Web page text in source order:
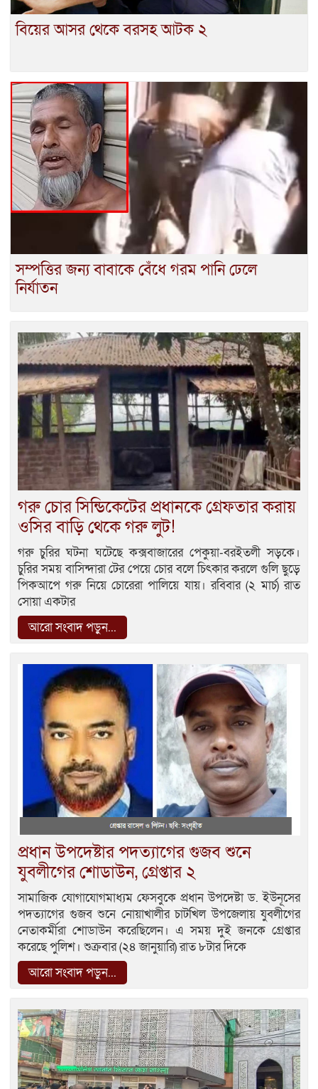
বিয়ের আসর থেকে বরসহ আটক ২
সম্পত্তির জন্য বাবাকে বেঁধে গরম পানি ঢেলে
নির্যাতন
গরু চোর সিন্ডিকেটের প্রধানকে গ্রেফতার করায়
ওসির বাড়ি থেকে গরু লুট!
গরু চুরির ঘটনা ঘটেছে কক্সবাজারের পেকুয়া-বরইতলী সড়কে।
চুরির সময় বাসিন্দারা টের পেয়ে চোর বলে চিৎকার করলে গুলি ছুড়ে
পিকআপে গরু নিয়ে চোরেরা পালিয়ে যায়। রবিবার (২ মার্চ) রাত
সোয়া একটার
আরো সংবাদ পড়ুন...
প্রধান উপদেষ্টার পদত্যাগের গুজব শুনে
যুবলীগের শোডাউন, গ্রেপ্তার ২
সামাজিক যোগাযোগমাধ্যম ফেসবুকে প্রধান উপদেষ্টা ড. ইউনূসের
পদত্যাগের গুজব শুনে নোয়াখালীর চাটখিল উপজেলায় যুবলীগের
নেতাকর্মীরা শোডাউন করেছিলেন। এ সময় দুই জনকে গ্রেপ্তার
করেছে পুলিশ। শুক্রবার (২৪ জানুয়ারি) রাত ৮টার দিকে
আরো সংবাদ পড়ুন...